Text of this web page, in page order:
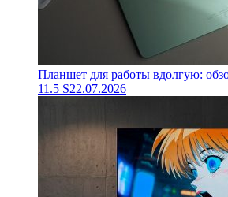
Планшет для работы вдолгую:
11.5 S22.07.2026